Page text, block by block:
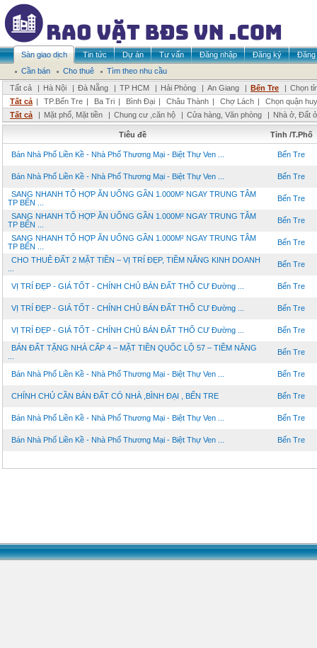
Sàn giao dịch Tin tức Dự án Tư vấn Đăng nhập Đăng ký
Đăng
Cần bán
Cho thuê
Tìm theo nhu cầu
Tất cả
| Hà Nội | Đà Nẵng | TP HCM | Hải Phòng | An Giang | Bến Tre | Chọn
Tất cả | TP.Bến Tre | Ba Tri | Bình Đại | Châu Thành | Chợ Lách |
Chọn quận
Tất cả
| Mặt phố, Mặt tiền | Chung cư ,căn hộ | Cửa hàng, Văn phòng | Nhà ở, Đất ở
Tiêu đề Tỉnh /T.Phố
Bán Nhà Phố Liền Kề - Nhà Phố Thương Mại - Biệt Thự Ven ... Bến Tre
Bán Nhà Phố Liền Kề - Nhà Phố Thương Mại - Biệt Thự Ven ... Bến Tre
SANG NHANH TỔ HỢP ĂN UỐNG GẦN 1.000M² NGAY TRUNG TÂM
TP BẾN ...
Bến Tre
SANG NHANH TỔ HỢP ĂN UỐNG GẦN 1.000M² NGAY TRUNG TÂM
TP BẾN ...
Bến Tre
SANG NHANH TỔ HỢP ĂN UỐNG GẦN 1.000M² NGAY TRUNG TÂM
TP BẾN ...
Bến Tre
CHO THUÊ ĐẤT 2 MẶT TIỀN – VỊ TRÍ ĐẸP, TIỀM NĂNG KINH DOANH
Bến Tre
VỊ TRÍ ĐẸP - GIÁ TỐT - CHÍNH CHỦ BÁN ĐẤT THỔ CƯ Đường ... Bến Tre
VỊ TRÍ ĐẸP - GIÁ TỐT - CHÍNH CHỦ BÁN ĐẤT THỔ CƯ Đường ... Bến Tre
VỊ TRÍ ĐẸP - GIÁ TỐT - CHÍNH CHỦ BÁN ĐẤT THỔ CƯ Đường ... Bến Tre
BÁN ĐẤT TẶNG NHÀ CẤP 4 – MẶT TIỀN QUỐC LỘ 57 – TIỀM NĂNG
Bến Tre
Bán Nhà Phố Liền Kề - Nhà Phố Thương Mại - Biệt Thự Ven ... Bến Tre
CHÍNH CHỦ CẦN BÁN ĐẤT CÓ NHÀ ,BÌNH ĐẠI , BẾN TRE Bến Tre
Bán Nhà Phố Liền Kề - Nhà Phố Thương Mại - Biệt Thự Ven ... Bến Tre
Bán Nhà Phố Liền Kề - Nhà Phố Thương Mại - Biệt Thự Ven ... Bến Tre